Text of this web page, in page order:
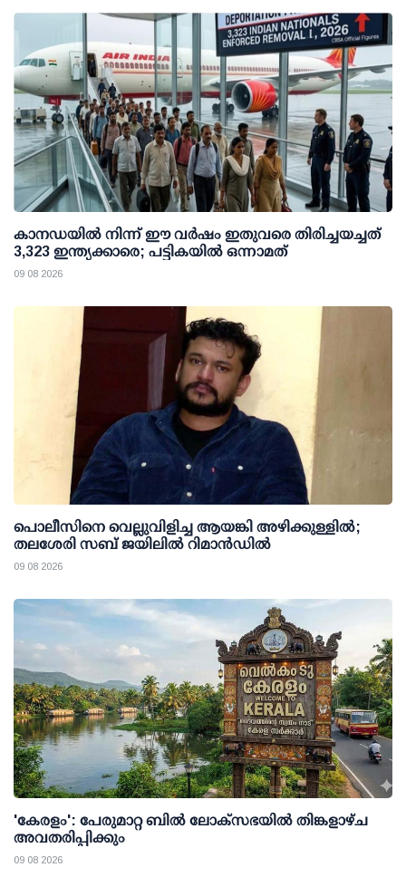
കാനഡയിൽ നിന്ന് ഈ വർഷം ഇതുവരെ തിരിച്ചയച്ചത്
3,323 ഇന്ത്യക്കാരെ; പട്ടികയിൽ ഒന്നാമത്
09 08 2026
പൊലീസിനെ വെല്ലുവിളിച്ച ആയങ്കി അഴിക്കുള്ളില്‍;
തലശേരി സബ് ജയിലില്‍ റിമാന്‍ഡില്‍
09 08 2026
'കേരളം': പേരുമാറ്റ ബില്‍ ലോക്സഭയില്‍ തിങ്കളാഴ്ച
അവതരിപ്പിക്കും
09 08 2026